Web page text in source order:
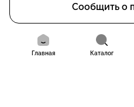
Сообщить о
Главная Каталог